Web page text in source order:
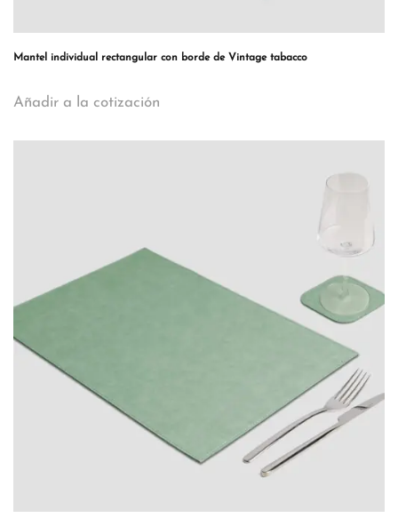
Mantel individual rectangular con borde de Vintage tabacco
Añadir a la cotización